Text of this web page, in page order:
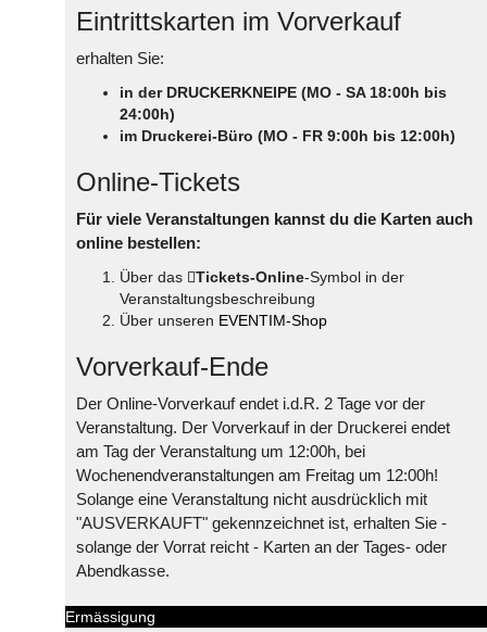
Eintrittskarten im Vorverkauf
erhalten Sie:
in der DRUCKERKNEIPE (MO - SA 18:00h bis
24:00h)
im Druckerei-Büro (MO - FR 9:00h bis 12:00h)
Online-Tickets
Für viele Veranstaltungen kannst du die Karten auch
online bestellen:
Über das Tickets-Online-Symbol in der
Veranstaltungsbeschreibung
Über unseren EVENTIM-Shop
Vorverkauf-Ende
Der Online-Vorverkauf endet i.d.R. 2 Tage vor der
Veranstaltung. Der Vorverkauf in der Druckerei endet
am Tag der Veranstaltung um 12:00h, bei
Wochenendveranstaltungen am Freitag um 12:00h!
Solange eine Veranstaltung nicht ausdrücklich mit
"AUSVERKAUFT" gekennzeichnet ist, erhalten Sie -
solange der Vorrat reicht - Karten an der Tages- oder
Abendkasse.
Ermässigung